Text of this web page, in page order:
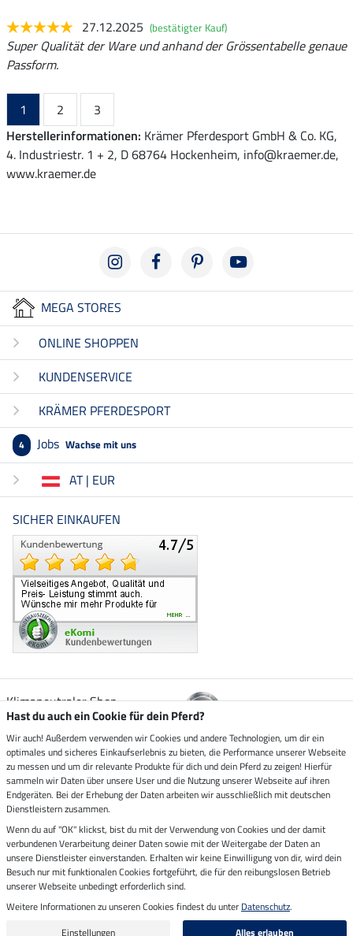
27.12.2025 (bestätigter Kauf)
Super Qualität der Ware und anhand der Grössentabelle genaue
Passform.
1 2
3
Herstellerinformationen: Krämer Pferdesport GmbH & Co. KG,
4. Industriestr. 1 + 2, D 68764 Hockenheim, info@kraemer.de,
www.kraemer.de
MEGA STORES
ONLINE SHOPPEN
KUNDENSERVICE
KRÄMER PFERDESPORT
4 Jobs Wachse mit uns
AT | EUR
SICHER EINKAUFEN
Klimaneutraler Shop
Zustellung durch
Sicher bezahlen mit
Vorkasse
Impressum
Letzte Aktualisierung am 06.08.2026 um 14:39
Alle Preise in Euro inkl. MwSt. zzgl.
Versandkosten
Hast du auch ein Cookie für dein Pferd?
Wir auch! Außerdem verwenden wir Cookies und andere Technologien, um dir ein
optimales und sicheres Einkaufserlebnis zu bieten, die Performance unserer Webseite
zu messen und um dir relevante Produkte für dich und dein Pferd zu zeigen! Hierfür
sammeln wir Daten über unsere User und die Nutzung unserer Webseite auf ihren
Endgeräten. Bei der Erhebung der Daten arbeiten wir ausschließlich mit deutschen
Dienstleistern zusammen.
Wenn du auf "OK" klickst, bist du mit der Verwendung von Cookies und der damit
verbundenen Verarbeitung deiner Daten sowie mit der Weitergabe der Daten an
unsere Dienstleister einverstanden. Erhalten wir keine Einwilligung von dir, wird dein
Besuch nur mit funktionalen Cookies fortgeführt, die für den reibungslosen Betrieb
unserer Webseite unbedingt erforderlich sind.
Weitere Informationen zu unseren Cookies findest du unter Datenschutz.
Einstellungen
Alles erlauben